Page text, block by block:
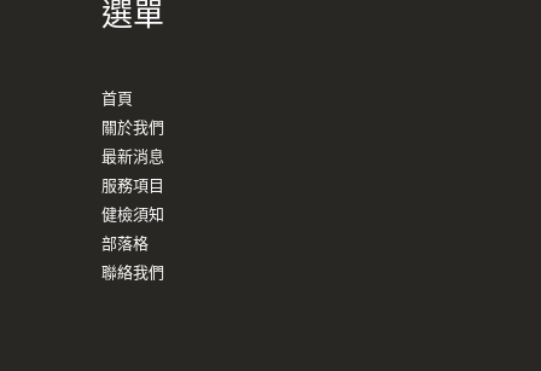
選單
首頁
關於我們
最新消息
服務項目
健檢須知
部落格
聯絡我們